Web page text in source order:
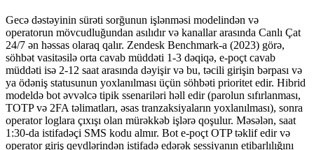
Gecə dəstəyinin sürəti sorğunun işlənməsi modelindən və
operatorun mövcudluğundan asılıdır və kanallar arasında Canlı Çat
24/7 ən həssas olaraq qalır. Zendesk Benchmark-a (2023) görə,
söhbət vasitəsilə orta cavab müddəti 1-3 dəqiqə, e-poçt cavab
müddəti isə 2-12 saat arasında dəyişir və bu, təcili girişin bərpası və
ya ödəniş statusunun yoxlanılması üçün söhbəti prioritet edir. Hibrid
modeldə bot əvvəlcə tipik ssenariləri həll edir (parolun sıfırlanması,
TOTP və 2FA təlimatları, əsas tranzaksiyaların yoxlanılması), sonra
operator loglara çıxışı olan mürəkkəb işlərə qoşulur. Məsələn, saat
1:30-da istifadəçi SMS kodu almır. Bot e-poçt OTP təklif edir və
operator giriş qeydlərindən istifadə edərək sessiyanın etibarlılığını